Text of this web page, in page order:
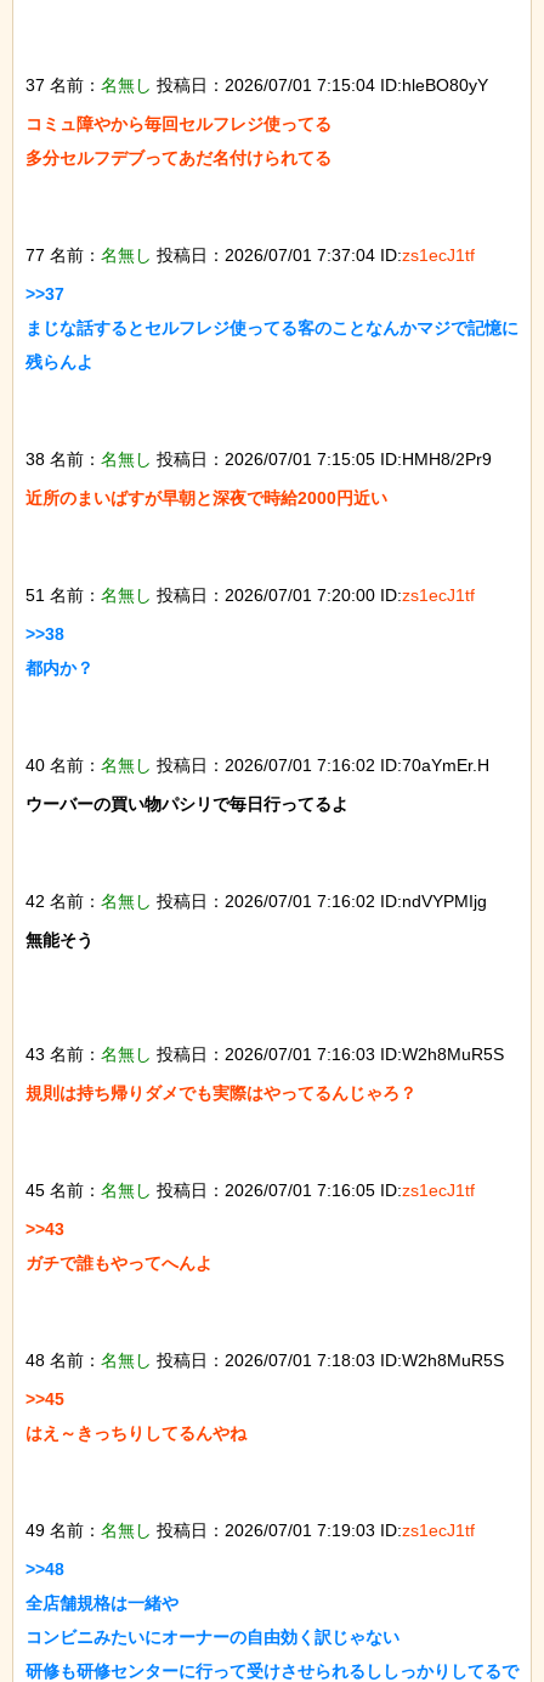
37 名前： 名無し 投稿日：2026/07/01 7:15:04 ID:hleBO80yY
コミュ障やから毎回セルフレジ使ってる
多分セルフデブってあだ名付けられてる
77 名前： 名無し 投稿日：2026/07/01 7:37:04 ID:zs1ecJ1tf
>>37
まじな話するとセルフレジ使ってる客のことなんかマジで記憶に
残らんよ
38 名前： 名無し 投稿日：2026/07/01 7:15:05 ID:HMH8/2Pr9
近所のまいばすが早朝と深夜で時給2000円近い
51 名前： 名無し 投稿日：2026/07/01 7:20:00 ID:zs1ecJ1tf
>>38
都内か？
40 名前： 名無し 投稿日：2026/07/01 7:16:02 ID:70aYmEr.H
ウーバーの買い物パシリで毎日行ってるよ
42 名前： 名無し 投稿日：2026/07/01 7:16:02 ID:ndVYPMIjg
無能そう
43 名前： 名無し 投稿日：2026/07/01 7:16:03 ID:W2h8MuR5S
規則は持ち帰りダメでも実際はやってるんじゃろ？
45 名前： 名無し 投稿日：2026/07/01 7:16:05 ID:zs1ecJ1tf
>>43
ガチで誰もやってへんよ
48 名前： 名無し 投稿日：2026/07/01 7:18:03 ID:W2h8MuR5S
>>45
はえ～きっちりしてるんやね
49 名前： 名無し 投稿日：2026/07/01 7:19:03 ID:zs1ecJ1tf
>>48
全店舗規格は一緒や
コンビニみたいにオーナーの自由効く訳じゃない
研修も研修センターに行って受けさせられるししっかりしてるで